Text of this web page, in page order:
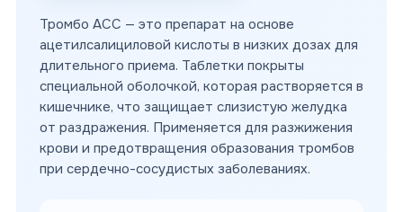
Тромбо АСС — это препарат на основе
ацетилсалициловой кислоты в низких дозах для
длительного приема. Таблетки покрыты
специальной оболочкой, которая растворяется в
кишечнике, что защищает слизистую желудка
от раздражения. Применяется для разжижения
крови и предотвращения образования тромбов
при сердечно-сосудистых заболеваниях.